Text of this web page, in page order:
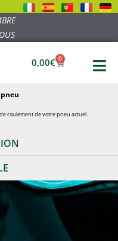
0,00€ 0
roulement de votre pneu actuel.